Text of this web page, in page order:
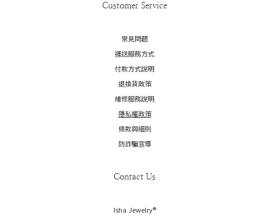
Customer Service
常見問題
運送服務方式
付款方式說明
退換貨政策
維修服務說明
隱私權政策
條款與細則
防詐騙宣導
Contact Us
Isha Jewelry®️